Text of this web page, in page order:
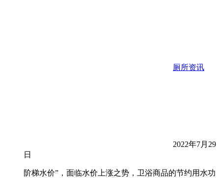
厕所资讯
2022年7月29
日
阶梯水价”，面临水价上涨之势，卫浴商品的节约用水功